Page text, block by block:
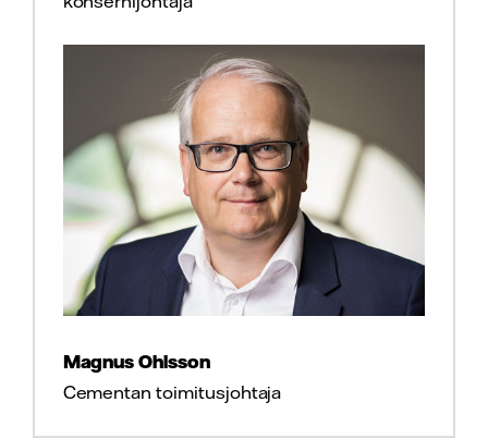
Magnus Ohlsson
Cementan toimitusjohtaja